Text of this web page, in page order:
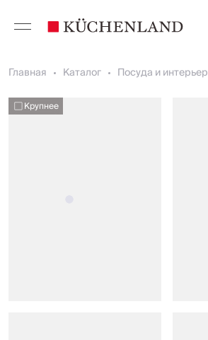
Главная Каталог Посуда и интерьер
Крупнее